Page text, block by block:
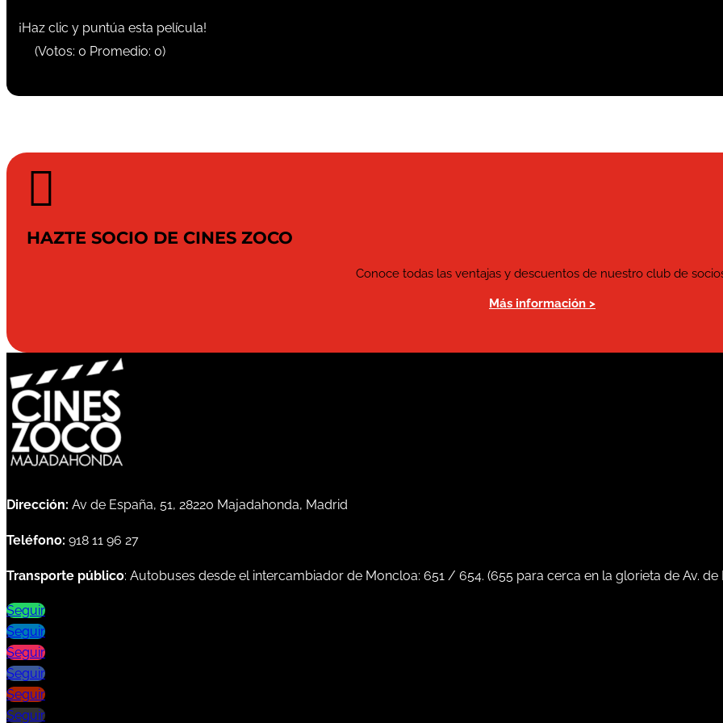
¡Haz clic y puntúa esta película!
(Votos: 0 Promedio: 0)

HAZTE SOCIO DE CINES ZOCO
Conoce todas las ventajas y descuentos de nuestro club de
Más información >
Dirección: Av de España, 51, 28220 Majadahonda, Madrid
Teléfono: 918 11 96 27
Transporte público: Autobuses desde el intercambiador de Moncloa: 651 / 654. (655 para cerca en la glorieta de Av. de
Seguir
Seguir
Seguir
Seguir
Seguir
Seguir